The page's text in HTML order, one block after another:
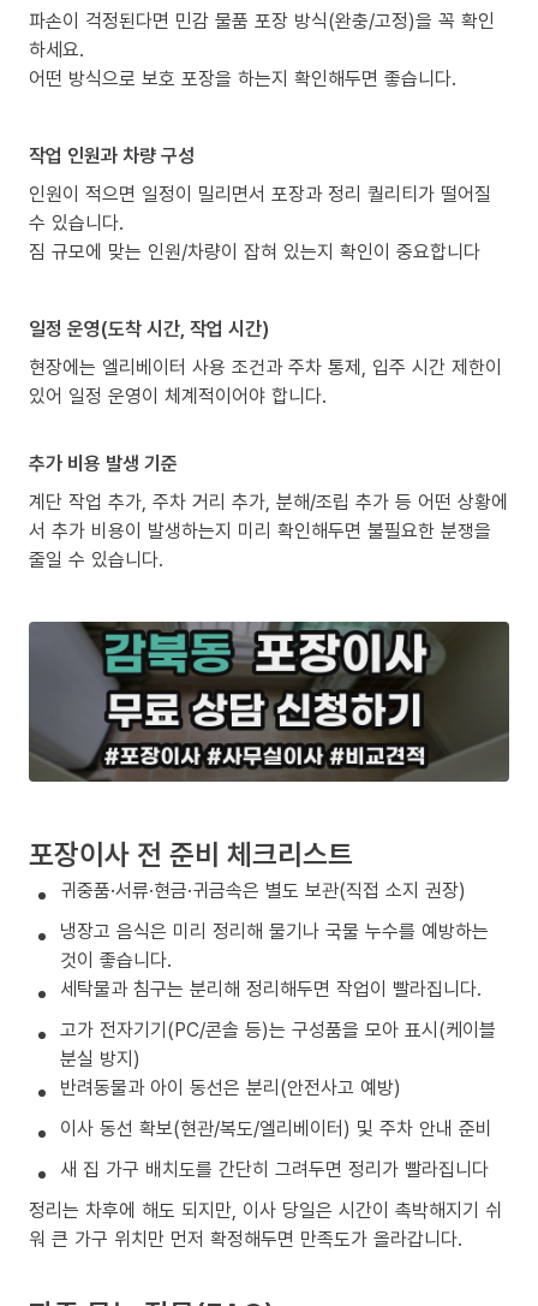
파손이 걱정된다면 민감 물품 포장 방식(완충/고정)을 꼭 확인
하세요.
어떤 방식으로 보호 포장을 하는지 확인해두면 좋습니다.
작업 인원과 차량 구성
인원이 적으면 일정이 밀리면서 포장과 정리 퀄리티가 떨어질
수 있습니다.
짐 규모에 맞는 인원/차량이 잡혀 있는지 확인이 중요합니다
일정 운영(도착 시간, 작업 시간)
현장에는 엘리베이터 사용 조건과 주차 통제, 입주 시간 제한이
있어 일정 운영이 체계적이어야 합니다.
추가 비용 발생 기준
계단 작업 추가, 주차 거리 추가, 분해/조립 추가 등 어떤 상황에
서 추가 비용이 발생하는지 미리 확인해두면 불필요한 분쟁을
줄일 수 있습니다.
포장이사 전 준비 체크리스트
귀중품·서류·현금·귀금속은 별도 보관(직접 소지 권장)
냉장고 음식은 미리 정리해 물기나 국물 누수를 예방하는
것이 좋습니다.
세탁물과 침구는 분리해 정리해두면 작업이 빨라집니다.
고가 전자기기(PC/콘솔 등)는 구성품을 모아 표시(케이블
분실 방지)
반려동물과 아이 동선은 분리(안전사고 예방)
이사 동선 확보(현관/복도/엘리베이터) 및 주차 안내 준비
새 집 가구 배치도를 간단히 그려두면 정리가 빨라집니다
정리는 차후에 해도 되지만, 이사 당일은 시간이 촉박해지기 쉬
워 큰 가구 위치만 먼저 확정해두면 만족도가 올라갑니다.